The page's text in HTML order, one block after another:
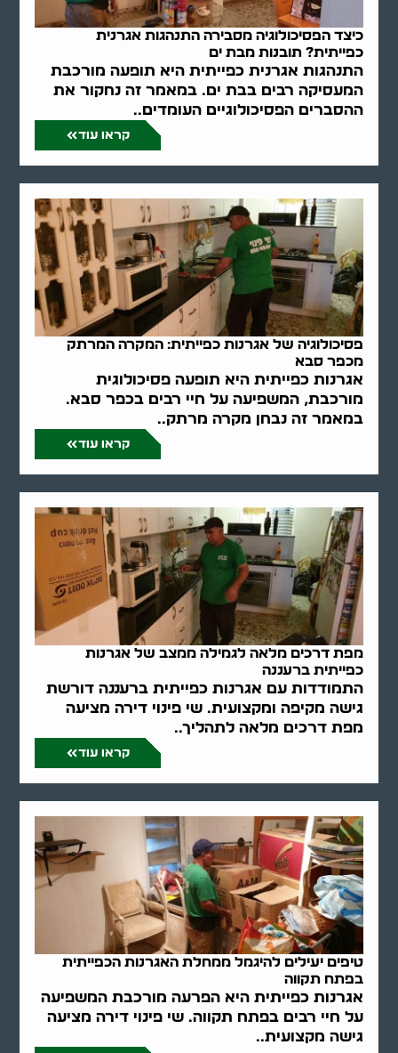
כיצד הפסיכולוגיה מסבירה התנהגות אגרנית
כפייתית? תובנות מבת ים
התנהגות אגרנית כפייתית היא תופעה מורכבת
המעסיקה רבים בבת ים. במאמר זה נחקור את
ההסברים הפסיכולוגיים העומדים..
קראו עוד
פסיכולוגיה של אגרנות כפייתית: המקרה המרתק
מכפר סבא
אגרנות כפייתית היא תופעה פסיכולוגית
מורכבת, המשפיעה על חיי רבים בכפר סבא.
במאמר זה נבחן מקרה מרתק..
קראו עוד
מפת דרכים מלאה לגמילה ממצב של אגרנות
כפייתית ברעננה
התמודדות עם אגרנות כפייתית ברעננה דורשת
גישה מקיפה ומקצועית. שי פינוי דירה מציעה
מפת דרכים מלאה לתהליך..
קראו עוד
טיפים יעילים להיגמל ממחלת האגרנות הכפייתית
בפתח תקווה
אגרנות כפייתית היא הפרעה מורכבת המשפיעה
על חיי רבים בפתח תקווה. שי פינוי דירה מציעה
גישה מקצועית..